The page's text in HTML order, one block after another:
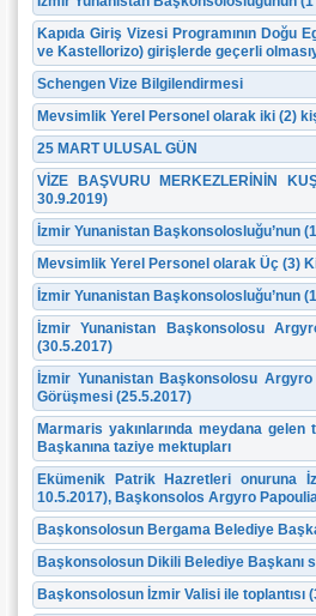
Kapıda Giriş Vizesi Programının Doğu
ve Kastellorizo) girişlerde geçerli
Schengen Vize Bilgilendirmesi
Mevsimlik Yerel Personel olarak iki (2)
25 MART ULUSAL GÜN
VİZE BAŞVURU MERKEZLERİNİN
30.9.2019)
İzmir Yunanistan Başkonsolosluğu’nun
Mevsimlik Yerel Personel olarak Üç (3)
İzmir Yunanistan Başkonsolosluğu’nun
İzmir Yunanistan Başkonsolosu
(30.5.2017)
İzmir Yunanistan Başkonsolosu
Görüşmesi (25.5.2017)
Marmaris yakınlarında meydana
Başkanına taziye mektupları
Ekümenik Patrik Hazretleri onuruna
10.5.2017), Başkonsolos Argyro
Başkonsolosun Bergama Belediye
Başkonsolosun Dikili Belediye Başkanı
Başkonsolosun İzmir Valisi ile toplantısı